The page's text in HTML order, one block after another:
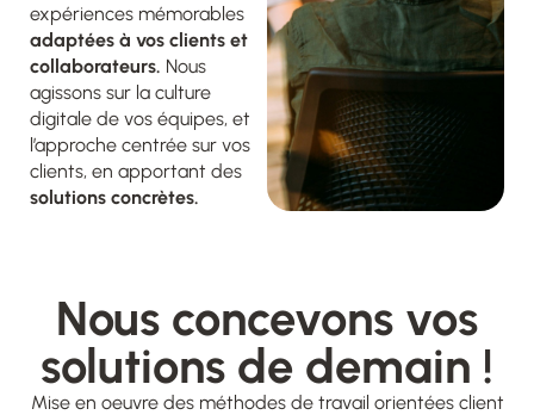
expériences mémorables
adaptées à vos clients et
collaborateurs. Nous
agissons sur la culture
digitale devoséquipes, et
l’approche centrée sur vos
clients, en apportant des
solutions concrètes.
Nous concevons vos
solutions de demain !
Mise en oeuvre des méthodes de travail orientées client